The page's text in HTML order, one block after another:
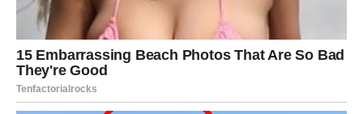
JARAC – NAGRADA ZA
STRPLJENJE